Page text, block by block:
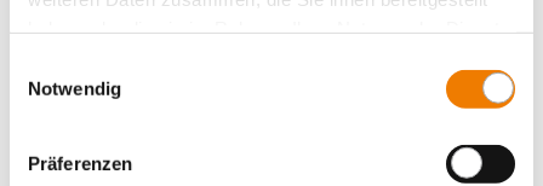
Notwendig
Präferenzen
support pour fusibles cylindriques
for mounting plate